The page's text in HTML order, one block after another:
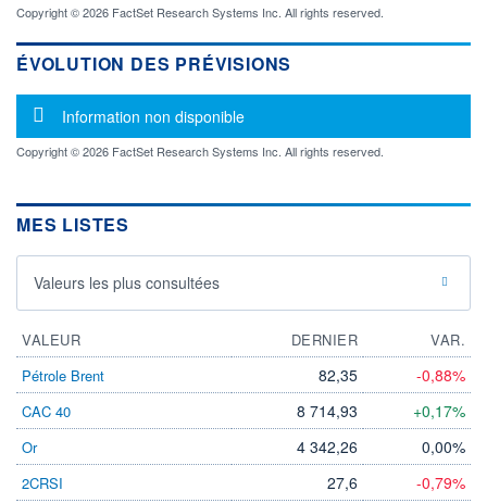
VALORISATION DERNIER ÉCHANGE
LIMITE À LA
BAISSE
0,000
LIMITE À LA
HAUSSE
0,000
RENDEMENT
ESTIMÉ 2026
- -
0,00 CAD
-
ÉLIGIBILITÉ
Non éligible
Boursobank
+ PORTEFEUILLE + LISTE
Copyright © 2026 FactSet Research Systems Inc. All rights reserved.
ÉVOLUTION DES PRÉVISIONS
Message d'information
Information non disponible
Copyright © 2026 FactSet Research Systems Inc. All rights reserved.
MES LISTES
Valeurs les plus consultées
VALEUR DERNIER
VAR.
Pétrole Brent
82,35 -0,88%
CAC 40 8 714,93 +0,17%
Or 4 342,26 0,00%
2CRSI 27,6 -0,79%